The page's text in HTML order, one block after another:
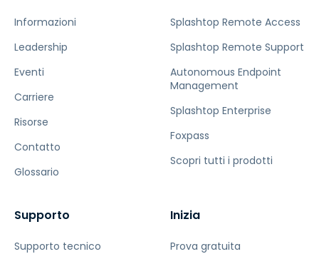
Informazioni
Leadership
Eventi
Carriere
Risorse
Contatto
Glossario
Splashtop Remote Access
Splashtop Remote Support
Autonomous Endpoint
Management
Splashtop Enterprise
Foxpass
Scopri tutti i prodotti
Supporto
Supporto tecnico
Inizia
Prova gratuita